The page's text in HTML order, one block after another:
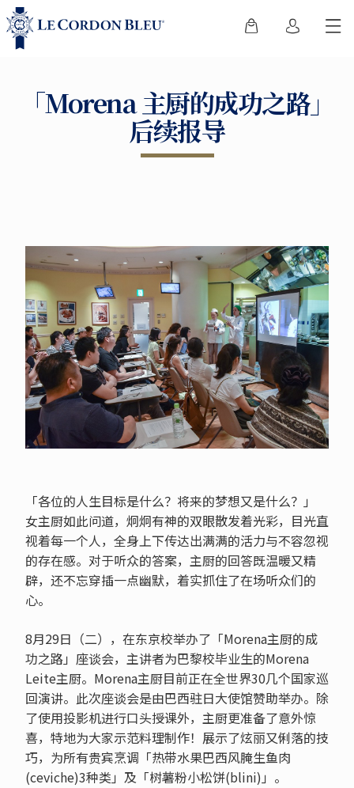
「Morena 主厨的成功之路」
后续报导
「各位的人生目标是什么？将来的梦想又是什么？」
女主厨如此问道，炯炯有神的双眼散发着光彩，目光直
视着每一个人，全身上下传达出满满的活力与不容忽视
的存在感。对于听众的答案，主厨的回答既温暖又精
辟，还不忘穿插一点幽默，着实抓住了在场听众们的
心。
8月29日（二），在东京校举办了「Morena主厨的成
功之路」座谈会，主讲者为巴黎校毕业生的Morena
Leite主厨。Morena主厨目前正在全世界30几个国家巡
回演讲。此次座谈会是由巴西驻日大使馆赞助举办。除
了使用投影机进行口头授课外，主厨更准备了意外惊
喜，特地为大家示范料理制作！展示了炫丽又俐落的技
巧，为所有贵宾烹调「热带水果巴西风腌生鱼肉
(ceviche)3种类」及「树薯粉小松饼(blini)」。